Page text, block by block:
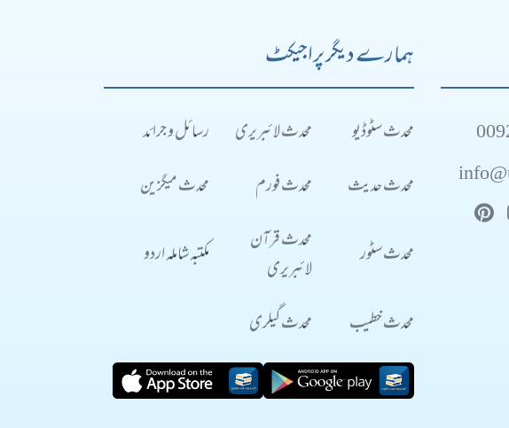
ہمارے دیگر پراجیکٹ
محدث سٹوڈیو محدث لائبریری
رسائل و جرائد
محدث حدیث
محدث فورم محدث میگزین
محدث سٹور
محدث قرآن
لائبریری
مکتبہ شاملہ اردو
محدث خطیب محدث گیلری